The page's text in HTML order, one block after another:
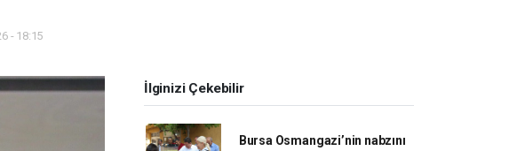
- 18:15
İlginizi Çekebilir
Bursa Osmangazi’nin nabzını